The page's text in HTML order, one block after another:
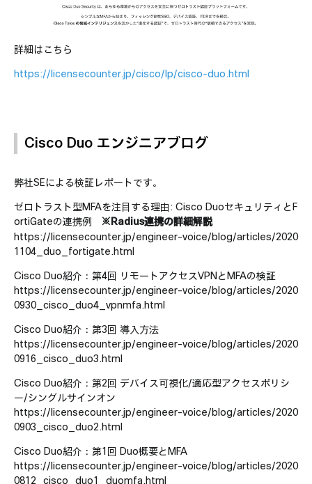
詳細はこちら
https://licensecounter.jp/cisco/lp/cisco-duo.html
Cisco Duo エンジニアブログ
弊社SEによる検証レポートです。
ゼロトラスト型MFAを注目する理由: Cisco DuoセキュリティとF
ortiGateの連携例 ※Radius連携の詳細解説
https://licensecounter.jp/engineer-voice/blog/articles/2020
1104_duo_fortigate.html
Cisco Duo紹介：第4回 リモートアクセスVPNとMFAの検証
https://licensecounter.jp/engineer-voice/blog/articles/2020
0930_cisco_duo4_vpnmfa.html
Cisco Duo紹介：第3回 導入方法
https://licensecounter.jp/engineer-voice/blog/articles/2020
0916_cisco_duo3.html
Cisco Duo紹介：第2回 デバイス可視化/適応型アクセスポリシ
ー/シングルサインオン
https://licensecounter.jp/engineer-voice/blog/articles/2020
0903_cisco_duo2.html
Cisco Duo紹介：第1回 Duo概要とMFA
https://licensecounter.jp/engineer-voice/blog/articles/2020
0812_cisco_duo1_duomfa.html